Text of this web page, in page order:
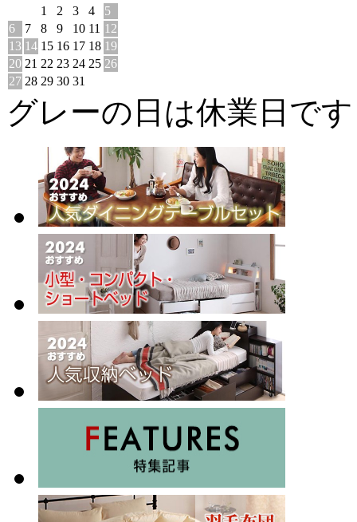
1
2 3 4
5
6
7 8 9 10 11 12
13 14 15 16 17 18 19
20 21 22 23 24 25 26
27 28 29 30 31
グレーの日は休業日です